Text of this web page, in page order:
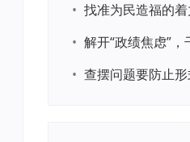
• 找准为民造福的
• 解开“政绩焦虑”
• 查摆问题要防止形